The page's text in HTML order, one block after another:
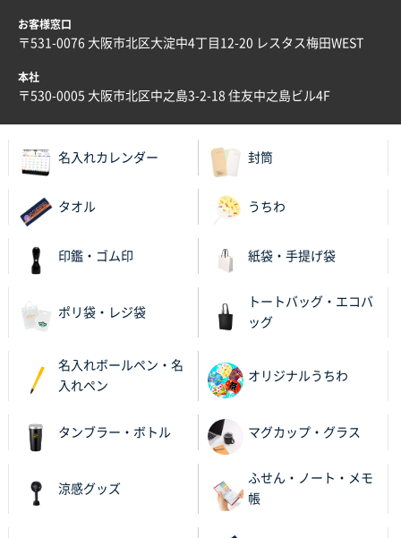
A4バインダー(2ツ折)300枚
青森県K社様
ワンポイントポリ袋 A4サイズ
2025年12月24日 13:22
ワンポイント箔押し紙袋 M横サイズ(A4対応)100
価格と納期が希望に合ったから
神奈川県S社様
ワンポイント箔押し紙袋 M横サイズ(A4対応) 500
富山県O社様
uni ジェットストリーム 07
100枚
お客様窓口
〒531-0076 大阪市北区大淀中4丁目12-20 レスタス梅田WEST
本社
〒530-0005 大阪市北区中之島3-2-18 住友中之島ビル4F
名入れカレンダー 封筒
タオル うちわ
印鑑・ゴム印 紙袋・手提げ袋
ポリ袋・レジ袋
トートバッグ・エコバ
ッグ
名入れボールペン・名
入れペン
オリジナルうちわ
タンブラー・ボトル マグカップ・グラス
涼感グッズ
ふせん・ノート・メモ
帳